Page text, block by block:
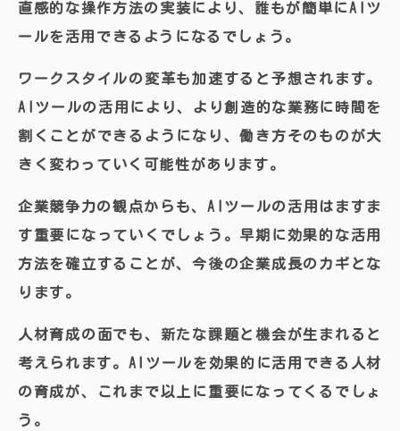
直感的な操作方法の実装により、誰もが簡単にAIツ
ールを活用できるようになるでしょう。
ワークスタイルの変革も加速すると予想されます。
AIツールの活用により、より創造的な業務に時間を
割くことができるようになり、働き方そのものが大
きく変わっていく可能性があります。
企業競争力の観点からも、AIツールの活用はますま
す重要になっていくでしょう。早期に効果的な活用
方法を確立することが、今後の企業成長のカギとな
ります。
人材育成の面でも、新たな課題と機会が生まれると
考えられます。AIツールを効果的に活用できる人材
の育成が、これまで以上に重要になってくるでしょ
う。